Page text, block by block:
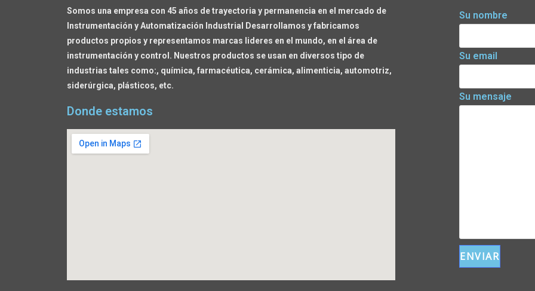
Somos una empresa con 45 años de trayectoria y permanencia en el mercado de
Instrumentación y Automatización Industrial Desarrollamos y fabricamos
productos propios y representamos marcas lideres en el mundo, en el área de
instrumentación y control. Nuestros productos se usan en diversos tipo de
industrias tales como:, química, farmacéutica, cerámica, alimenticia, automotriz,
siderúrgica, plásticos, etc.
Donde estamos
Su nombre
Su email
Su mensaje